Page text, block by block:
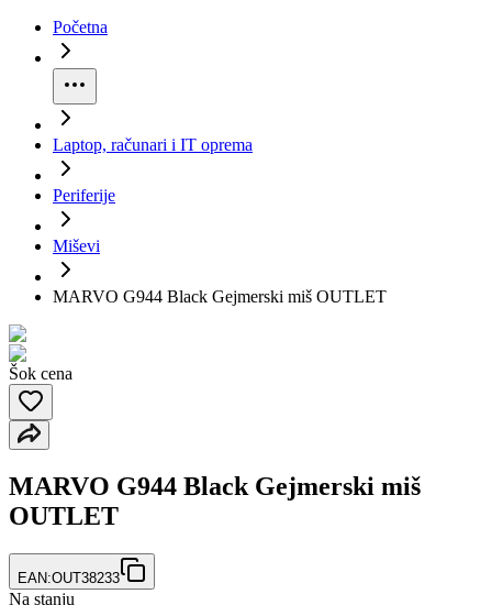
Početna
Laptop, računari i IT oprema
Periferije
Miševi
MARVO G944 Black Gejmerski miš OUTLET
Šok cena
MARVO G944 Black Gejmerski miš
OUTLET
EAN:OUT38233
Na stanju